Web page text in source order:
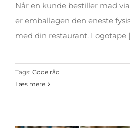
Når en kunde bestiller mad
er emballagen den eneste
med din restaurant. Logotape
Tags: Gode råd
Læs mere